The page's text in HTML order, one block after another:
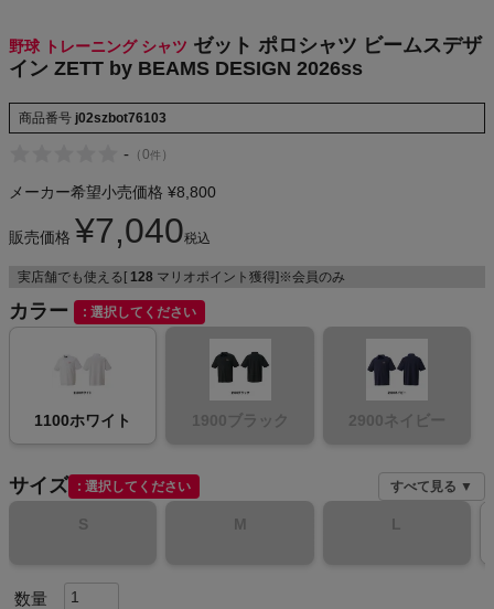
NIKE
CHUMS
HOKA
もっと見る
メンズカジュアルウェア
レディースカジュアルウェア
メンズスポーツウェア
レディーススポーツウェア
スポーツシューズ
野球 トレーニング シャツ ゼット ポロシャツ ビームスデザ
イン ZETT by BEAMS DESIGN 2026ss
商品番号 j02szbot76103
- （0件 ）
メーカー希望小売価格 ¥8,800
販売価格 ¥7,040税込
実店舗でも使える[ 128 マリオポイント獲得]※会員のみ
カラー 選択してください
1100ホワイト 1900ブラック 2900ネイビー
サイズ 選択してください すべて見る ▼
S M L